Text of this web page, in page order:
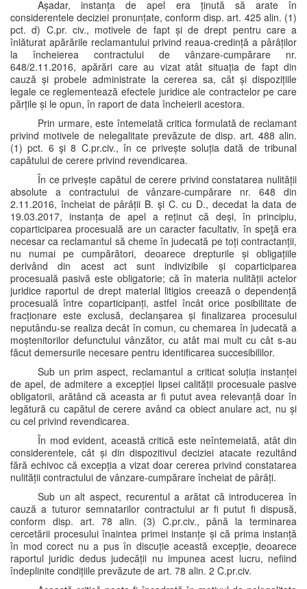
Așadar, instanța de apel era ținută să arate în
considerentele deciziei pronunțate, conform disp. art. 425 alin. (1)
pct. d) C.pr. civ., motivele de fapt și de drept pentru care a
înlăturat apărările reclamantului privind reaua-credință a pârâților
la încheierea contractului de vânzare-cumpărare nr.
648/2.11.2016, apărări care au vizat atât situația de fapt din
cauză și probele administrate la cererea sa, cât și dispozițiile
legale ce reglementează efectele juridice ale contractelor pe care
părțile și le opun, în raport de data încheierii acestora.
Prin urmare, este întemeiată critica formulată de reclamant
privind motivele de nelegalitate prevăzute de disp. art. 488 alin.
(1) pct. 6 şi 8 C.pr.civ., în ce privește soluția dată de tribunal
capătului de cerere privind revendicarea.
În ce privește capătul de cerere privind constatarea nulității
absolute a contractului de vânzare-cumpărare nr. 648 din
2.11.2016, încheiat de pârâții B. şi C. cu D., decedat la data de
19.03.2017, instanța de apel a reținut că deşi, în principiu,
coparticiparea procesuală are un caracter facultativ, în speţă era
necesar ca reclamantul să cheme în judecată pe toți contractanții,
nu numai pe cumpărători, deoarece drepturile și obligațiile
derivând din acest act sunt indivizibile și coparticiparea
procesuală pasivă este obligatorie; că în materia nulității actelor
juridice raportul de drept material litigios creează o dependență
procesuală între coparticipanți, astfel încât orice posibilitate de
fracționare este exclusă, declanșarea și finalizarea procesului
neputându-se realiza decât în comun, cu chemarea în judecată a
moștenitorilor defunctului vânzător, cu atât mai mult cu cât s-au
făcut demersurile necesare pentru identificarea succesibililor.
Sub un prim aspect, reclamantul a criticat soluția instanței
de apel, de admitere a excepției lipsei calității procesuale pasive
obligatorii, arătând că aceasta ar fi putut avea relevanță doar în
legătură cu capătul de cerere având ca obiect anulare act, nu și
cu cel privind revendicarea.
În mod evident, această critică este neîntemeiată, atât din
considerentele, cât și din dispozitivul deciziei atacate rezultând
fără echivoc că excepția a vizat doar cererea privind constatarea
nulității contractului de vânzare-cumpărare încheiat de pârâți.
Sub un alt aspect, recurentul a arătat că introducerea în
cauză a tuturor semnatarilor contractului ar fi putut fi dispusă,
conform disp. art. 78 alin. (3) C.pr.civ., până la terminarea
cercetării procesului înaintea primei instanțe și că prima instanță
în mod corect nu a pus în discuție această excepție, deoarece
raportul juridic dedus judecății nu impunea acest lucru, nefiind
îndeplinite condițiile prevăzute de art. 78 alin. 2 C.pr.civ.